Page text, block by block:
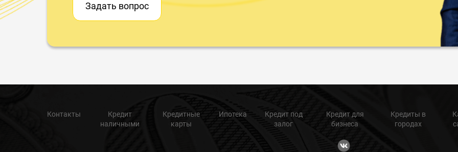
Задать вопрос
Контакты
Кредит
наличными
Кредитные
карты
Ипотека
Кредит под
залог
Кредит для
бизнеса
Кредиты в
городах